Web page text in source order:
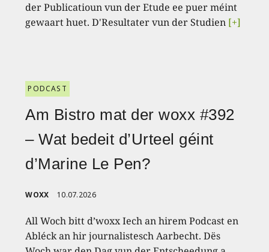
der Publicatioun vun der Etude ee puer méint
gewaart huet. D'Resultater vun der Studien [+]
PODCAST
Am Bistro mat der woxx #392
– Wat bedeit d’Urteel géint
d’Marine Le Pen?
WOXX 10.07.2026
All Woch bitt d’woxx Iech an hirem Podcast en
Abléck an hir journalistesch Aarbecht. Dës